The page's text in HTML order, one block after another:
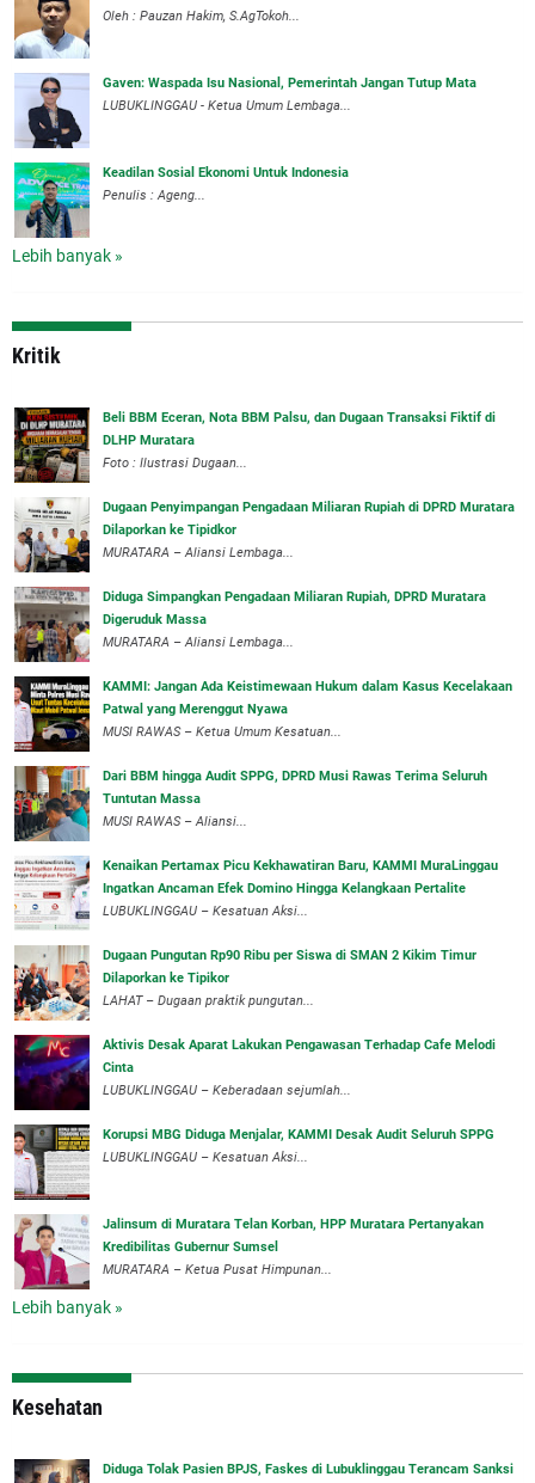
Oleh : Pauzan Hakim, S.AgTokoh...
Gaven: Waspada Isu Nasional, Pemerintah Jangan Tutup Mata
LUBUKLINGGAU - Ketua Umum Lembaga...
Keadilan Sosial Ekonomi Untuk Indonesia
Penulis : Ageng...
Lebih banyak »
Kritik
‎Beli BBM Eceran, Nota BBM Palsu, dan Dugaan Transaksi Fiktif di
DLHP Muratara
Foto : Ilustrasi Dugaan...
‎Dugaan Penyimpangan Pengadaan Miliaran Rupiah di DPRD Muratara
Dilaporkan ke Tipidkor
‎MURATARA – Aliansi Lembaga...
Diduga Simpangkan Pengadaan Miliaran Rupiah, DPRD Muratara
Digeruduk Massa
‎MURATARA – Aliansi Lembaga...
‎KAMMI: Jangan Ada Keistimewaan Hukum dalam Kasus Kecelakaan
Patwal yang Merenggut Nyawa
‎MUSI RAWAS – Ketua Umum Kesatuan...
Dari BBM hingga Audit SPPG, DPRD Musi Rawas Terima Seluruh
Tuntutan Massa
MUSI RAWAS – Aliansi...
‎Kenaikan Pertamax Picu Kekhawatiran Baru, KAMMI MuraLinggau
Ingatkan Ancaman Efek Domino Hingga Kelangkaan Pertalite
‎LUBUKLINGGAU – Kesatuan Aksi...
Dugaan Pungutan Rp90 Ribu per Siswa di SMAN 2 Kikim Timur
Dilaporkan ke Tipikor
LAHAT – Dugaan praktik pungutan...
Aktivis Desak Aparat Lakukan Pengawasan Terhadap Cafe Melodi
Cinta
LUBUKLINGGAU – Keberadaan sejumlah...
Korupsi MBG Diduga Menjalar, KAMMI Desak Audit Seluruh SPPG
‎LUBUKLINGGAU – Kesatuan Aksi...
‎Jalinsum di Muratara Telan Korban, HPP Muratara Pertanyakan
Kredibilitas Gubernur Sumsel
MURATARA – Ketua Pusat Himpunan...
Lebih banyak »
Kesehatan
Diduga Tolak Pasien BPJS, Faskes di Lubuklinggau Terancam Sanksi